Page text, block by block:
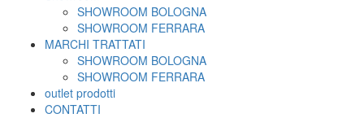
SHOWROOM BOLOGNA
SHOWROOM FERRARA
MARCHI TRATTATI
SHOWROOM BOLOGNA
SHOWROOM FERRARA
outlet prodotti
CONTATTI